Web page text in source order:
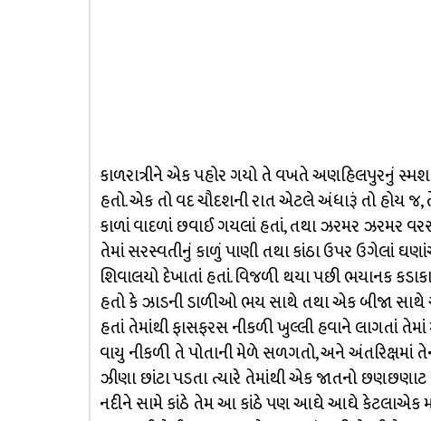
કાળરાત્રીને એક પહોર ગયો તે વખતે અણહિલપુરનું
હતો. એક તો વદ ચૌદશની રાત એટલે અંધારૂં તો હોય
કાળાં વાદળાં છવાઈ ગયલાં હતાં, તથા ઝરમર ઝરમર
તેમાં સરસ્વતીનું કાળું પાણી તથા કાંઠા ઉપર ઉગેલાં
શિવાલયો દેખાતાં હતાં. વિજળી થયા પછી ભયાનક
હતો કે ઝાડની ડાળીઓ ભય સાથે તથા એક બીજા સાથે
હતાં તેમાંથી ફાસફરસ નીકળી ખુલ્લી હવાને લાગતાં
વાયુ નીકળી તે પોતાની મેળે સળગતો, અને અંતરિક્ષમાં
ઝીણા છાંટા પડતા ત્યારે તેમાંથી એક જાતનો
નદીને સામે કાંઠે તેમ આ કાંઠે પણ આઘે આઘે કેટલાએક